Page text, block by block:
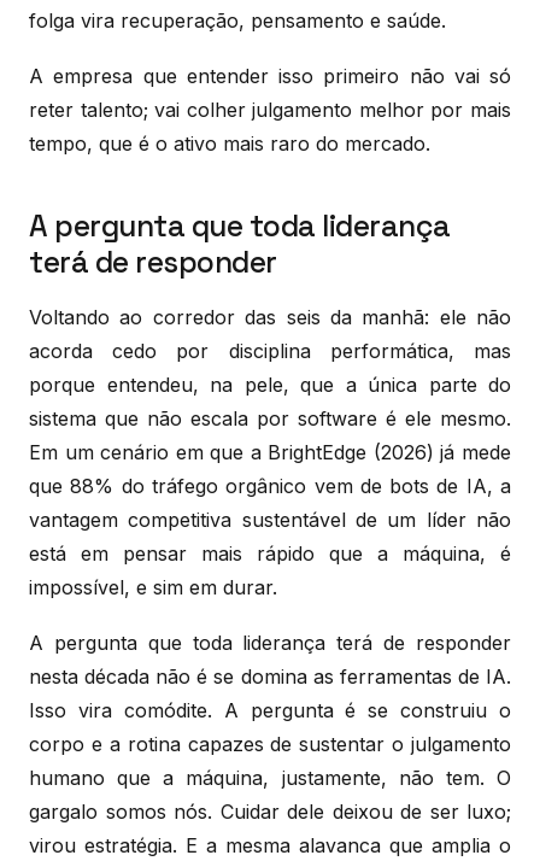
folga vira recuperação, pensamento e saúde.
A empresa que entender isso primeiro não vai só
reter talento; vai colher julgamento melhor por mais
tempo, que é o ativo mais raro do mercado.
A pergunta que toda liderança
terá de responder
Voltando ao corredor das seis da manhã: ele não
acorda cedo por disciplina performática, mas
porque entendeu, na pele, que a única parte do
sistema que não escala por software é ele mesmo.
Em um cenário em que a BrightEdge (2026) já mede
que 88% do tráfego orgânico vem de bots de IA, a
vantagem competitiva sustentável de um líder não
está em pensar mais rápido que a máquina, é
impossível, e sim em durar.
A pergunta que toda liderança terá de responder
nesta década não é se domina as ferramentas de IA.
Isso vira comódite. A pergunta é se construiu o
corpo e a rotina capazes de sustentar o julgamento
humano que a máquina, justamente, não tem. O
gargalo somos nós. Cuidar dele deixou de ser luxo;
virou estratégia. E a mesma alavanca que amplia o